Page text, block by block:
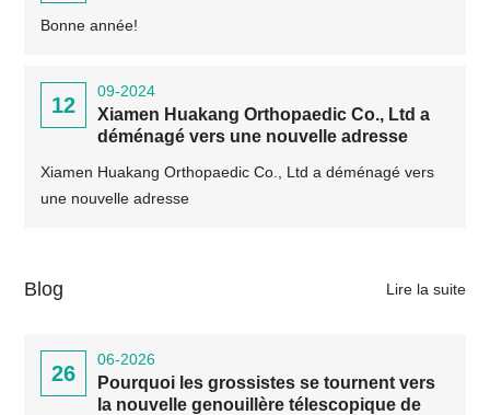
Bonne année!
12
09-2024
Xiamen Huakang Orthopaedic Co., Ltd a
déménagé vers une nouvelle adresse
Xiamen Huakang Orthopaedic Co., Ltd a déménagé vers
une nouvelle adresse
Blog Lire la suite
26
06-2026
Pourquoi les grossistes se tournent vers
la nouvelle genouillère télescopique de